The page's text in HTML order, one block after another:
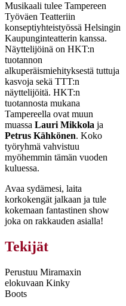
Musikaali tulee Tampereen
Työväen Teatteriin
konseptiyhteistyössä Helsingin
Kaupunginteatterin kanssa.
Näyttelijöinä on HKT:n
tuotannon
alkuperäismiehityksestä tuttuja
kasvoja sekä TTT:n
näyttelijöitä. HKT:n
tuotannosta mukana
Tampereella ovat muun
muassa Lauri Mikkola ja
Petrus Kähkönen. Koko
työryhmä vahvistuu
myöhemmin tämän vuoden
kuluessa.
Avaa sydämesi, laita
korkokengät jalkaan ja tule
kokemaan fantastinen show
joka on rakkauden asialla!
Tekijät
Perustuu Miramaxin
elokuvaan Kinky
Boots